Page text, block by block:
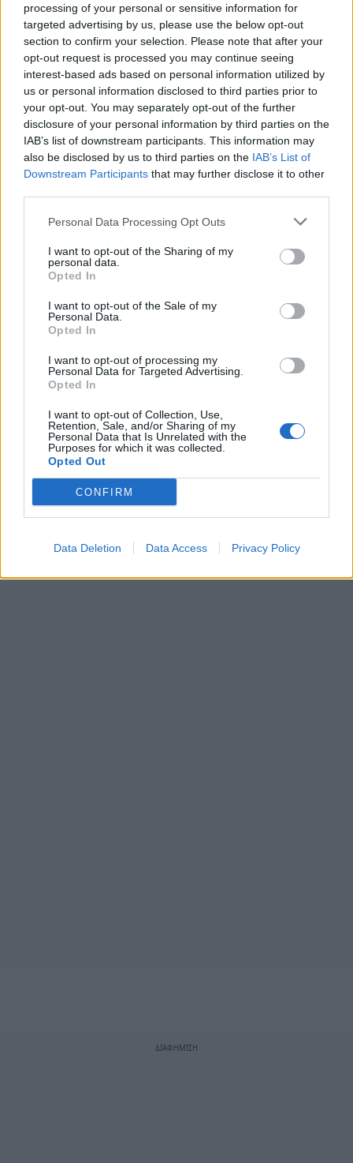
processing of your personal or sensitive information for
targeted advertising by us, please use the below opt-out
section to confirm your selection. Please note that after your
opt-out request is processed you may continue seeing
interest-based ads based on personal information utilized by
us or personal information disclosed to third parties prior to
your opt-out. You may separately opt-out of the further
disclosure of your personal information by third parties on the
IAB’s list of downstream participants. This information may
also be disclosed by us to third parties on the IAB’s List of
Downstream Participants that may further disclose it to other
Personal Data Processing Opt Outs
I want to opt-out of the Sharing of my
personal data.
Opted In
I want to opt-out of the Sale of my
Personal Data.
Opted In
I want to opt-out of processing my
Personal Data for Targeted Advertising.
Opted In
I want to opt-out of Collection, Use,
Retention, Sale, and/or Sharing of my
Personal Data that Is Unrelated with the
Purposes for which it was collected.
Opted Out
CONFIRM
Data Deletion Data Access Privacy Policy